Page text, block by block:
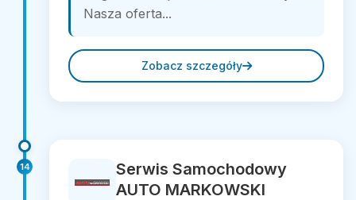
Nasza oferta...
Zobacz szczegóły
14
Serwis Samochodowy
AUTO MARKOWSKI